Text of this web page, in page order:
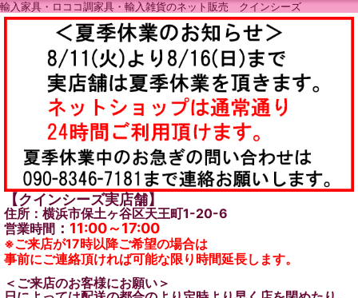
輸入家具・ロココ調家具・輸入雑貨のネット販売 クインシーズ
【クインシーズ実店舗】
住所：横浜市保土ヶ谷区天王町1-20-6
営業時間 ： 11:00～17:00
※ご来店が17時以降ご希望の場合は
事前にご連絡頂ければ可能な限り時間延長します。
＜ご来店のお客様にお願い＞